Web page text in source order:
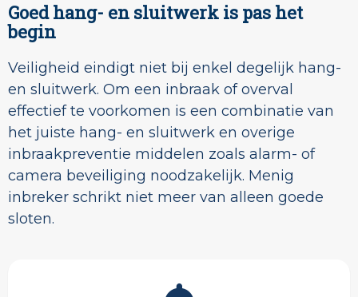
Goed hang- en sluitwerk is pas het
begin
Veiligheid eindigt niet bij enkel degelijk hang-
en sluitwerk. Om een inbraak of overval
effectief te voorkomen is een combinatie van
het juiste hang- en sluitwerk en overige
inbraakpreventie middelen zoals alarm- of
camera beveiliging noodzakelijk. Menig
inbreker schrikt niet meer van alleen goede
sloten.